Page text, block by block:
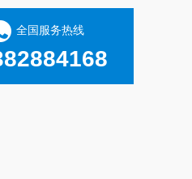
全国服务热线